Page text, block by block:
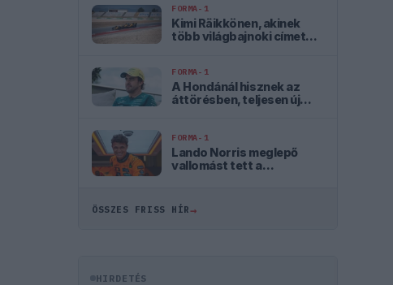
FORMA-1
Kimi Räikkönen, akinek
több világbajnoki címet
FORMA-1
A Hondánál hisznek az
áttörésben, teljesen új
Aston Martinnal
FORMA-1
Lando Norris meglepő
vallomást tett a
ÖSSZES FRISS HÍR→
HIRDETÉS